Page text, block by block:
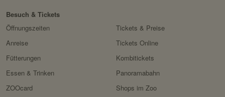
Besuch & Tickets
Öffnungszeiten
Anreise
Fütterungen
Essen & Trinken
ZOOcard
Tickets & Preise
Tickets Online
Kombitickets
Panoramabahn
Shops im Zoo